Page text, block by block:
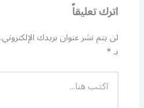
اترك تعليقاً
لن يتم نشر عنوان بريدك الإلكتروني.
بـ*
اكتب
هنا...